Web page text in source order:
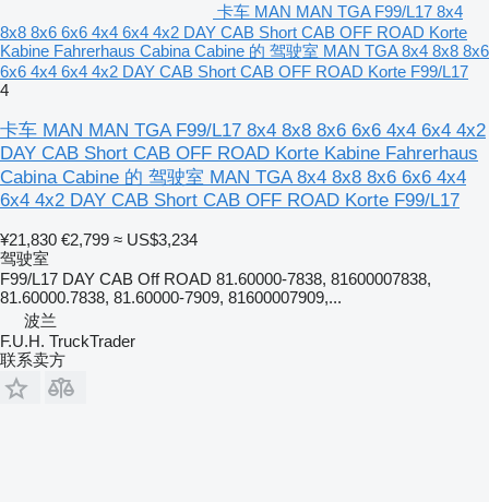
卡车 MAN MAN TGA F99/L17 8x4
8x8 8x6 6x6 4x4 6x4 4x2 DAY CAB Short CAB OFF ROAD Korte
Kabine Fahrerhaus Cabina Cabine 的 驾驶室 MAN TGA 8x4 8x8 8x6
6x6 4x4 6x4 4x2 DAY CAB Short CAB OFF ROAD Korte F99/L17
4
卡车 MAN MAN TGA F99/L17 8x4 8x8 8x6 6x6 4x4 6x4 4x2
DAY CAB Short CAB OFF ROAD Korte Kabine Fahrerhaus
Cabina Cabine 的 驾驶室 MAN TGA 8x4 8x8 8x6 6x6 4x4
6x4 4x2 DAY CAB Short CAB OFF ROAD Korte F99/L17
¥21,830 €2,799 ≈ US$3,234
驾驶室
F99/L17 DAY CAB Off ROAD 81.60000-7838, 81600007838,
81.60000.7838, 81.60000-7909, 81600007909,...
波兰
F.U.H. TruckTrader
联系卖方